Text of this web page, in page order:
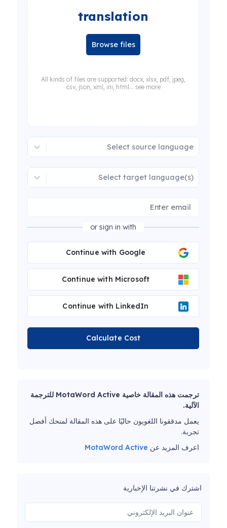
translation
Browse files
All kinds of files are supported: docx, xlsx, pdf, jpeg,
csv, json, xml, ini, html... see more
Select source language
Select target language(s)
or sign in with
Continue with Google
Continue with Microsoft
Continue with LinkedIn
Calculate Cost
ترجمت هذه المقالة خاصية MotaWord Active للترجمة
الآلية.
يعمل مدققونا اللغويون حاليًا على هذه المقالة لمنحك أفضل
تجربة.
اعرف المزيد عن MotaWord Active
اشترك في نشرتنا الإخبارية